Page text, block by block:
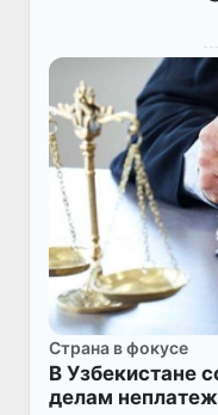
Страна в фокусе
В Узбекистане
делам